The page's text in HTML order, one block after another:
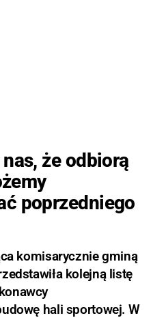
że odbiorą
poprzedniego
komisarycznie gminą
kolejną listę
hali sportowej. W